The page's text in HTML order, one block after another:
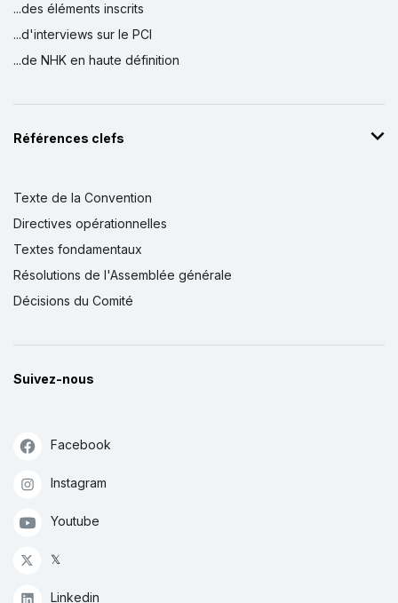
...des éléments inscrits
...d'interviews sur le PCI
...de NHK en haute définition
Références clefs
Texte de la Convention
Directives opérationnelles
Textes fondamentaux
Résolutions de l'Assemblée générale
Décisions du Comité
Suivez-nous
Facebook
Instagram
Youtube
𝕏
Linkedin